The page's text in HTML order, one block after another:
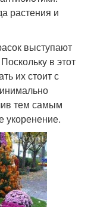
растения и
выступают
в этот
их стоит с
тем самым
укоренение.